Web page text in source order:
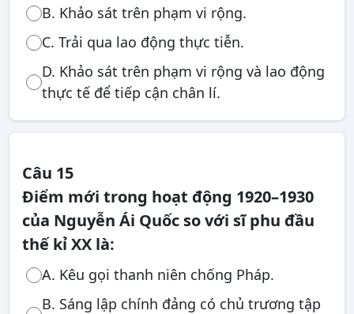
B. Khảo sát trên phạm vi rộng.
C. Trải qua lao động thực tiễn.
D. Khảo sát trên phạm vi rộng và lao động
thực tế để tiếp cận chân lí.
Câu 15
Điểm mới trong hoạt động 1920–1930
của Nguyễn Ái Quốc so với sĩ phu đầu
thế kỉ XX là:
A. Kêu gọi thanh niên chống Pháp.
B. Sáng lập chính đảng có chủ trương tập